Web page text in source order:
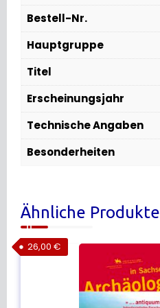
Bestell-Nr.
Hauptgruppe
Titel
Erscheinungsjahr
Technische Angaben
Besonderheiten
Ähnliche Produkte
26,00 €